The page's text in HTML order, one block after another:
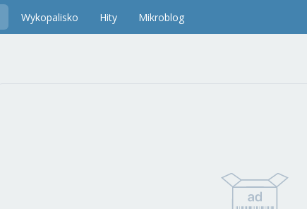
Wykopalisko Hity Mikroblog